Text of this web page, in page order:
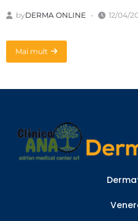
byDERMA ONLINE 12/04/
Mai mult